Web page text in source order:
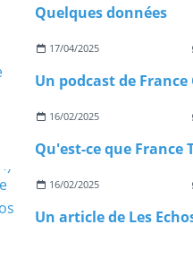
Quelques données
17/04/2025
16/02/2025
16/02/2025